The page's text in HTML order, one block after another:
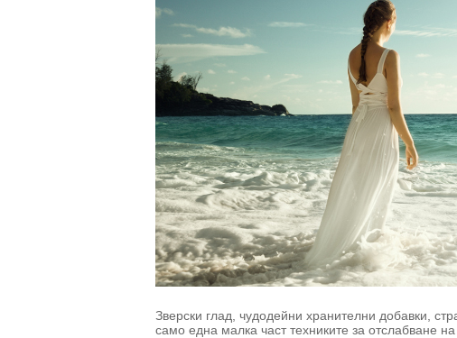
Зверски глад, чудодейни хранителни добавки,
само една малка част техниките за отслабване